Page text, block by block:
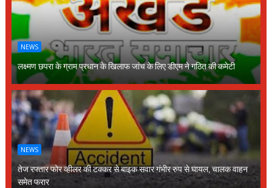
NEWS
लक्ष्मण छपरा के ग्राम प्रधान के खिलाफ जांच के लिए डीएम ने गठित की कमेटी
NEWS
तेज रफ्तार फोर व्हीलर की टक्कर से बाइक सवार गंभीर रुप से घायल, चालक वाहन
समेत फरार